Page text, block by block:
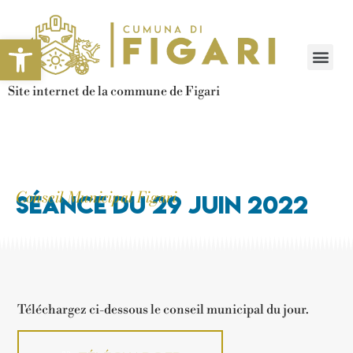
Site internet de la commune de Figari
Séance du 29 juin 2022
Conseil Municipal Figari
Téléchargez ci-dessous le conseil municipal du jour.
Ouvrir la barre d’outils